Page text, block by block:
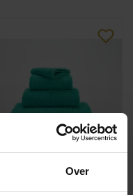
Over
& Habidecor